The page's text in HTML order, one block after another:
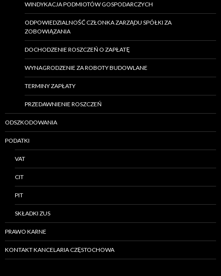
WINDYKACJA PODMIOTÓW GOSPODARCZYCH
ODPOWIEDZIALNOŚĆ CZŁONKA ZARZĄDU SPÓŁKI ZA
ZOBOWIĄZANIA
DOCHODZENIE ROSZCZEŃ O ZAPŁATĘ
WYNAGRODZENIE ZA ROBOTY BUDOWLANE
TERMINY ZAPŁATY
PRZEDAWNIENIE ROSZCZEŃ
ODSZKODOWANIA
PODATKI
VAT
CIT
PIT
SKŁADKI ZUS
PRAWO KARNE
KONTAKT KANCELARIA CZĘSTOCHOWA